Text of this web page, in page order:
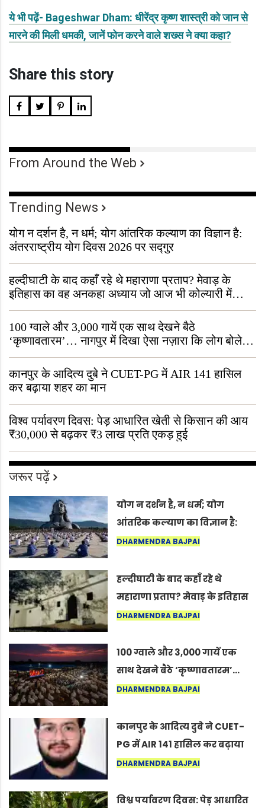
ये भी पढ़ें- Bageshwar Dham: धीरेंद्र कृष्ण शास्त्री को जान से
मारने की मिली धमकी, जानें फोन करने वाले शख्स ने क्या कहा?
Share this story
From Around the Web
Trending News
योग न दर्शन है, न धर्म; योग आंतरिक कल्याण का विज्ञान है:
अंतरराष्ट्रीय योग दिवस 2026 पर सद्गुर
हल्दीघाटी के बाद कहाँ रहे थे महाराणा प्रताप? मेवाड़ के
इतिहास का वह अनकहा अध्याय जो आज भी कोल्यारी में
जीवित है
100 ग्वाले और 3,000 गायें एक साथ देखने बैठे
‘कृष्णावतारम’… नागपुर में दिखा ऐसा नज़ारा कि लोग बोले,
“ऐसा तो सिर्फ़ कृष्ण ही कर सकते हैं”
कानपुर के आदित्य दुबे ने CUET-PG में AIR 141 हासिल
कर बढ़ाया शहर का मान
विश्व पर्यावरण दिवस: पेड़ आधारित खेती से किसान की आय
₹30,000 से बढ़कर ₹3 लाख प्रति एकड़ हुई
जरूर पढ़ें
योग न दर्शन है, न धर्म; योग
आंतरिक कल्याण का विज्ञान है:
अंतरराष्ट्रीय योग दिवस 2026 पर
DHARMENDRA BAJPAI
हल्दीघाटी के बाद कहाँ रहे थे
महाराणा प्रताप? मेवाड़ के इतिहास
का वह अनकहा अध्याय जो आज भी
DHARMENDRA BAJPAI
100 ग्वाले और 3,000 गायें एक
साथ देखने बैठे ‘कृष्णावतारम’…
नागपुर में दिखा ऐसा नज़ारा कि
कर सकते हैं”
DHARMENDRA BAJPAI
कानपुर के आदित्य दुबे ने CUET-
PG में AIR 141 हासिल कर बढ़ाया
शहर का मान
DHARMENDRA BAJPAI
विश्व पर्यावरण दिवस: पेड़ आधारित